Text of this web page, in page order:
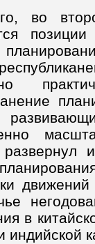
во
позиции
развернул
в
индийской